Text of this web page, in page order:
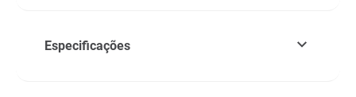
Especificações